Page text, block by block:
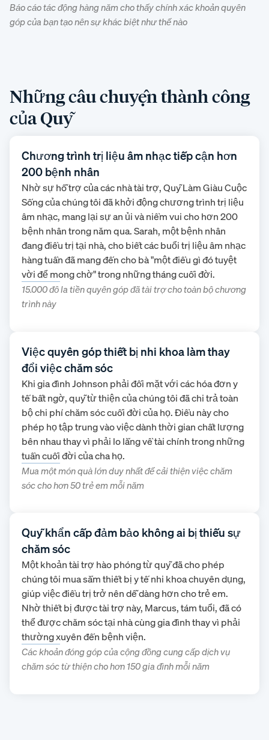
Báo cáo tác động hàng năm cho thấy chính xác khoản quyên
góp của bạn tạo nên sự khác biệt như thế nào
Những câu chuyện thành công
của Quỹ
Chương trình trị liệu âm nhạc tiếp cận hơn
200 bệnh nhân
Nhờ sự hỗ trợ của các nhà tài trợ, Quỹ Làm Giàu Cuộc
Sống của chúng tôi đã khởi động chương trình trị liệu
âm nhạc, mang lại sự an ủi và niềm vui cho hơn 200
bệnh nhân trong năm qua. Sarah, một bệnh nhân
đang điều trị tại nhà, cho biết các buổi trị liệu âm nhạc
hàng tuần đã mang đến cho bà "một điều gì đó tuyệt
vời để mong chờ" trong những tháng cuối đời.
15.000 đô la tiền quyên góp đã tài trợ cho toàn bộ chương
trình này
Việc quyên góp thiết bị nhi khoa làm thay
đổi việc chăm sóc
Khi gia đình Johnson phải đối mặt với các hóa đơn y
tế bất ngờ, quỹ từ thiện của chúng tôi đã chi trả toàn
bộ chi phí chăm sóc cuối đời của họ. Điều này cho
phép họ tập trung vào việc dành thời gian chất lượng
bên nhau thay vì phải lo lắng về tài chính trong những
tuần cuối đời của cha họ.
Mua một món quà lớn duy nhất để cải thiện việc chăm
sóc cho hơn 50 trẻ em mỗi năm
Quỹ khẩn cấp đảm bảo không ai bị thiếu sự
chăm sóc
Một khoản tài trợ hào phóng từ quỹ đã cho phép
chúng tôi mua sắm thiết bị y tế nhi khoa chuyên dụng,
giúp việc điều trị trở nên dễ dàng hơn cho trẻ em.
Nhờ thiết bị được tài trợ này, Marcus, tám tuổi, đã có
thể được chăm sóc tại nhà cùng gia đình thay vì phải
thường xuyên đến bệnh viện.
Các khoản đóng góp của cộng đồng cung cấp dịch vụ
chăm sóc từ thiện cho hơn 150 gia đình mỗi năm